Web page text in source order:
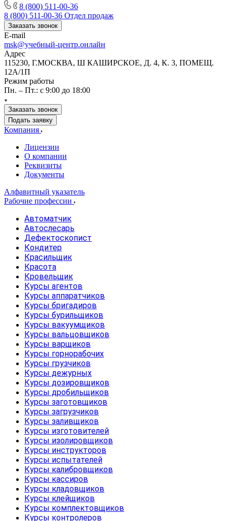
8 (800) 511-00-36
8 (800) 511-00-36 Отдел продаж
Заказать звонок
E-mail
msk@учебный-центр.онлайн
Адрес
115230, Г.МОСКВА, Ш КАШИРСКОЕ, Д. 4, К. 3, ПОМЕЩ.
12А/1П
Режим работы
Пн. – Пт.: с 9:00 до 18:00
Заказать звонок
Подать заявку
Компания
Лицензии
О компании
Реквизиты
Документы
Алфавитный указатель
Рабочие профессии
Автоматчик
Автослесарь
Дефектоскопист
Кондитер
Красильщик
Красота
Кровельщик
Курсы агентов
Курсы аппаратчиков
Курсы бригадиров
Курсы бурильщиков
Курсы вакуумщиков
Курсы вальцовщиков
Курсы варщиков
Курсы горнорабочих
Курсы грузчиков
Курсы дежурных
Курсы дозировщиков
Курсы дробильщиков
Курсы заготовщиков
Курсы загрузчиков
Курсы заливщиков
Курсы изготовителей
Курсы изолировщиков
Курсы инструкторов
Курсы испытателей
Курсы калибровщиков
Курсы кассиров
Курсы кладовщиков
Курсы клейщиков
Курсы комплектовщиков
Курсы контролеров